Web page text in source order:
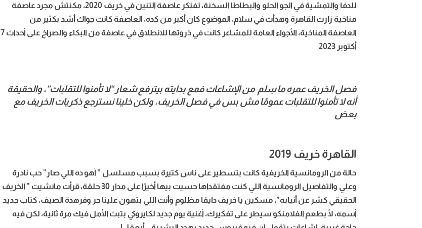
للدفا والتمشية في الجو الحلو والبطاطا السخنة، تفتكر عاصفة التنين في خريف 2020،
مكنتش مجرد عاصفة
مناخية زارت القاهرة وهدأت في سلام، الموضوع كان أكبر من كده، العاصفة كانت جواك أشد بكثير من
العاصفة المناخية، الأجواء العامة للمشاعر كانت في ذروتها للانطلاق في عاصفة من البكاء والصراخ على أحداث 7
أكتوبر 2023
فصل الخريف عمره ما سِلم من الإشاعات فمع بدايته بيترفع شعار “لا تأمنوا للتقلبات”، والحقيقة
أنه لا تأمنوا للتقلبات عمومًا مش بس في فصل الخريف، ولكن خلينا نسترجع ذكريات الخريف مع
بعض
القاهرة خريف 2019
حالة من الرومانسية الخريفية كانت بتسطير على ناس كتيرة بسبب مسلسل ” أهو ده اللي صار” حب نادرة
وعلي والتفاصيل الرومانسية اللي كنت مفتقداها حسيت بيها أخيرًا على مدار 30 حلقة، قرأت مانشيت ” الخريف
الحقيقي كشر عن أنيابه”، مسكين يا خريف دايمًا مظلوم وأنت اللي بتهون علينا حر وفرهدة الصيف، كتاب جديد
أسمه، لأ بطعم الفلامنكو سيطر على تفكيرك، أغنية يوم جديد لكايروكي بتبث الأمل فيك مرة ثانية، لكن فيه